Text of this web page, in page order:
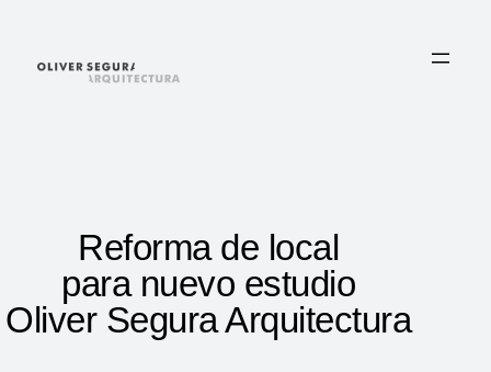
contenido
Reforma de local
para nuevo estudio
Oliver Segura Arquitectura